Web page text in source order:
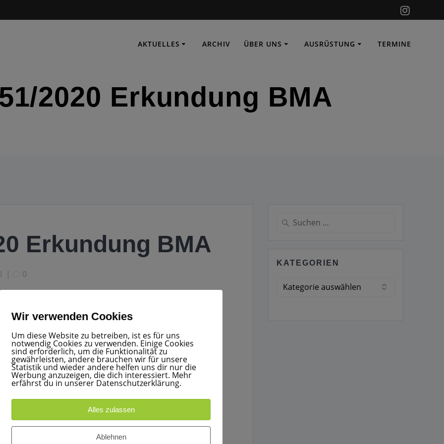
AKTUELLES ARCHIV ÜBER UNS AUSRÜSTUNG TERMINE
2020 Erkundung BMA
Erkundung BMA
| 0
Suchen
KATEGORIEN
Kategorien
Wir verwenden Cookies
Um diese Website zu betreiben, ist es für uns
notwendig Cookies zu verwenden. Einige Cookies
sind erforderlich, um die Funktionalität zu
gewährleisten, andere brauchen wir für unsere
Statistik und wieder andere helfen uns dir nur die
Werbung anzuzeigen, die dich interessiert. Mehr
erfährst du in unserer Datenschutzerklärung.
Alles zulassen
Ablehnen